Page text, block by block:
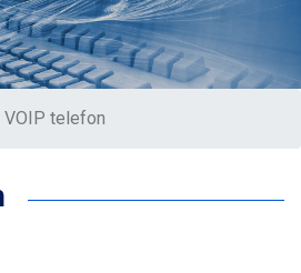
VOIP telefon